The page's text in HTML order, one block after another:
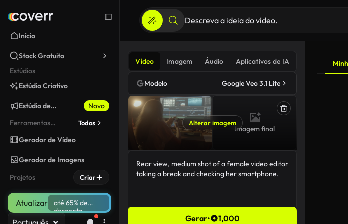
Início
Stock Gratuito
Estúdios
Estúdio Criativo
Estúdio de
Novo
Ferramentas
Todos
Gerador de Vídeo
Gerador de Imagens
Projetos
Criar
Atualizar
até 65% de
desconto
Vídeo Imagem Áudio Aplicativos de IA
Modelo Google Veo 3.1 Lite
Alterar imagem
Imagem final
Gerar• 1,000